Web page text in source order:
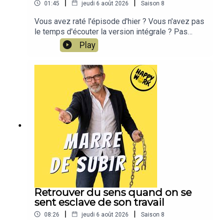
01:45 | jeudi 6 août 2026 | Saison 8
Vous avez raté l'épisode d'hier ? Vous n'avez pas
le temps d'écouter la version intégrale ? Pas
d'inquiétude, Happy Work LE RÉSUMÉ est là !!!En
moins de 2 minutes, l'épisode d'hier est résumé
chaîne Happy Work... pas de spam, c'est gratuit et
il n'y a que du feelgood !!! :
https://whatsapp.com/channel/0029VbBSSbM6B
IEm0yskHH2gEt pour retrouver tous mes
contenus, tests, articles, vidéos : cliquez ici
Play
Retrouver du sens quand on se
sent esclave de son travail
08:26 | jeudi 6 août 2026 | Saison 8